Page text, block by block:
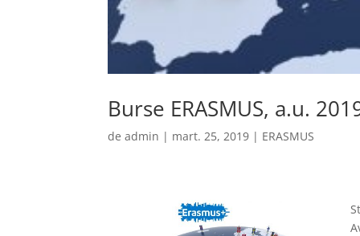
Burse ERASMUS, a.u.
deadmin | mart. 25, 2019 | ERASMUS